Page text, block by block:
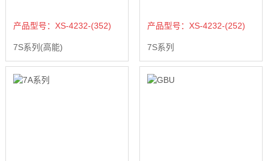
产品型号：XS-4232-(352)
7S系列(高能)
产品型号：XS-4232-(252)
7S系列